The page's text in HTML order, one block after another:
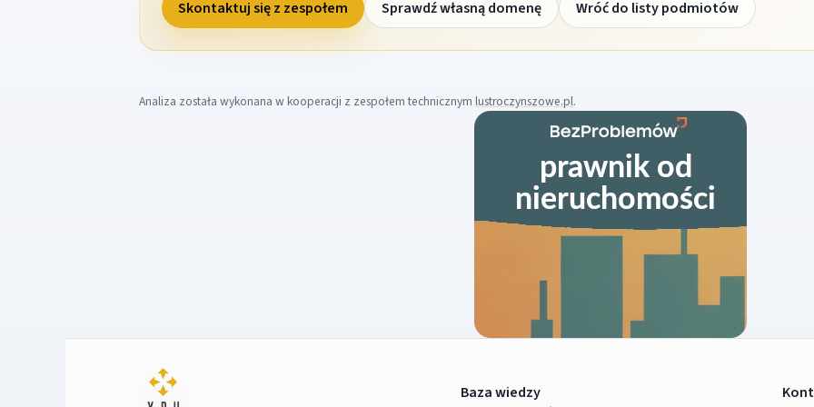
Skontaktuj się z zespołem Sprawdź własną domenę Wróć do listy podmiotów
Analiza została wykonana w kooperacji z zespołem technicznym lustroczynszowe.pl.
Baza wiedzy